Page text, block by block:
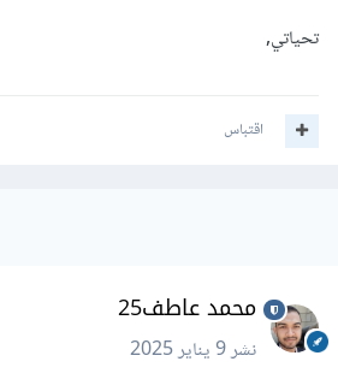
تحياتي,
اقتباس
محمد عاطف25
نشر9 يناير 2025